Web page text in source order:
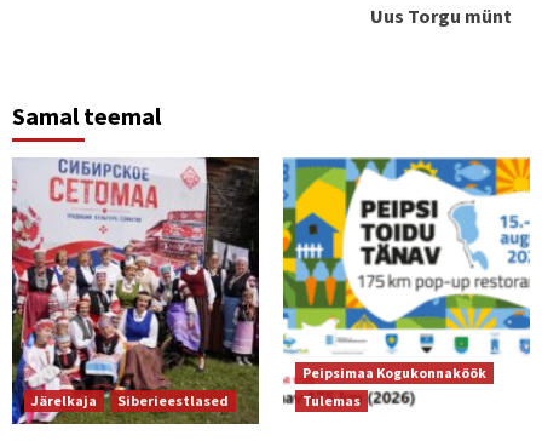
Uus Torgu münt
Samal teemal
Järelkaja Siberieestlased
Peipsimaa Kogukonnaköök
Tulemas